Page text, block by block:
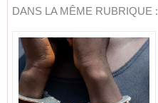
DANS LA MÊME RUBRIQUE :